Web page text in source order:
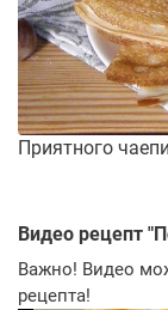
Приятного
Видео рецепт "
Важно! Видео
рецепта!